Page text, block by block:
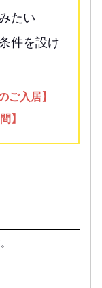
たい
件を設け
ご入居】
】